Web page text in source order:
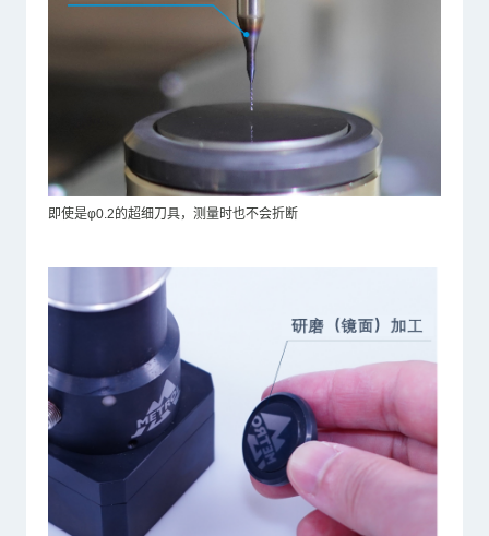
即使是φ0.2的超细刀具，测量时也不会折断